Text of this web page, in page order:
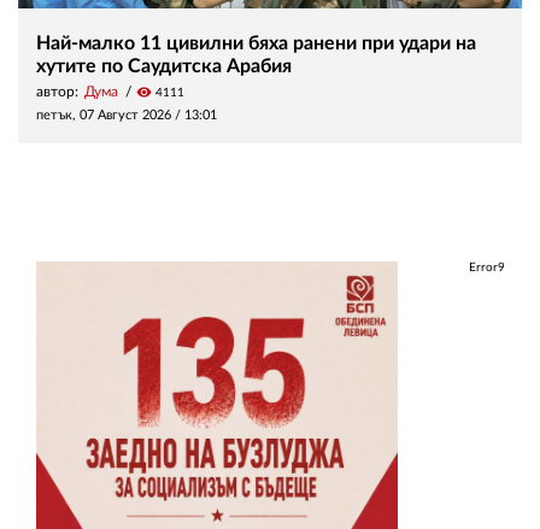
Най-малко 11 цивилни бяха ранени при удари на
хутите по Саудитска Арабия
автор: Дума visibility 4111
петък, 07 Август 2026 / 13:01
Error9